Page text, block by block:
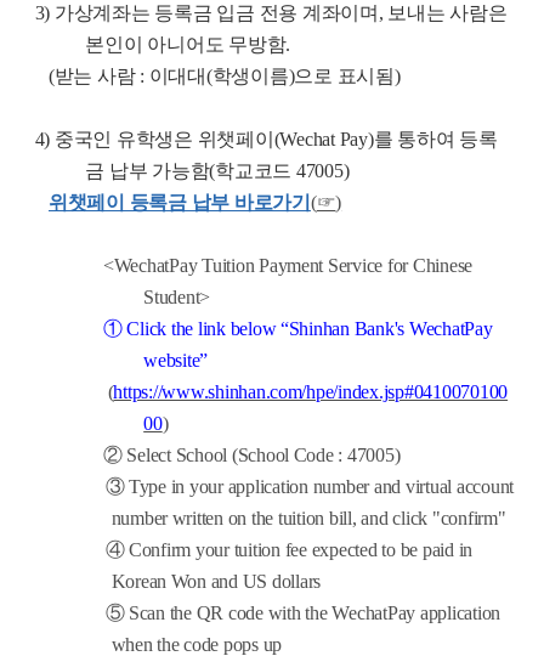
3) 가상계좌는 등록금 입금 전용 계좌이며 , 보내는 사람은
본인이 아니어도 무방함.
(받는 사람 : 이대대(학생이름)으로 표시됨)
4) 중국인 유학생은 위챗페이 (Wechat Pay)를 통하여 등록
금 납부 가능함(학교코드 47005)
위챗페이 등록금 납부 바로가기 (☞)
<WechatPay Tuition Payment Service for Chinese
Student>
① Click the link below “Shinhan Bank's WechatPay
website”
(https://www.shinhan.com/hpe/index.jsp#0410070100
00)
② Select School (School Code : 47005)
③ Type in your application number and virtual account
number written on the tuition bill, and click "confirm"
④ Confirm your tuition fee expected to be paid in
Korean Won and US dollars
⑤ Scan the QR code with the WechatPay application
when the code pops up